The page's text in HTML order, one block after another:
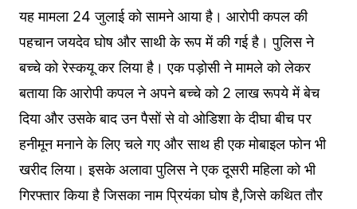
यह मामला 24 जुलाई को सामने आया है। आरोपी कपल की
पहचान जयदेव घोष और साथी के रूप में की गई है। पुलिस ने
बच्चे को रेस्कयू कर लिया है। एक पड़ोसी ने मामले को लेकर
बताया कि आरोपी कपल ने अपने बच्चे को 2 लाख रूपये में बेच
दिया और उसके बाद उन पैसों से वो ओडिशा के दीघा बीच पर
हनीमून मनाने के लिए चले गए और साथ ही एक मोबाइल फोन भी
खरीद लिया। इसके अलावा पुलिस ने एक दूसरी महिला को भी
गिरफ्तार किया है जिसका नाम प्रियंका घोष है,जिसे कथित तौर